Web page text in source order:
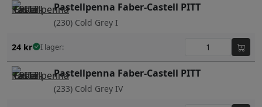
Pastellpenna Faber-Castell PITT
(230) Cold Grey I
24 kr I lager:
Pastellpenna Faber-Castell PITT
(233) Cold Grey IV